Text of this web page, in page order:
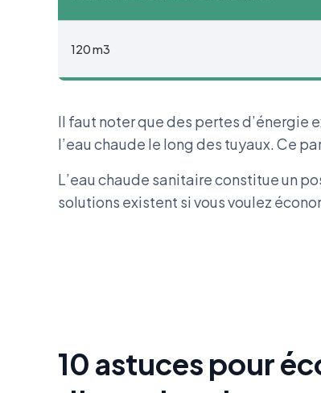
120 m3
Il faut noter que des pertes d’énergie
l’eau chaude le long des tuyaux. Ce
L’eau chaude sanitaire constitue un
solutions existent si vous voulez
10 astuces pour